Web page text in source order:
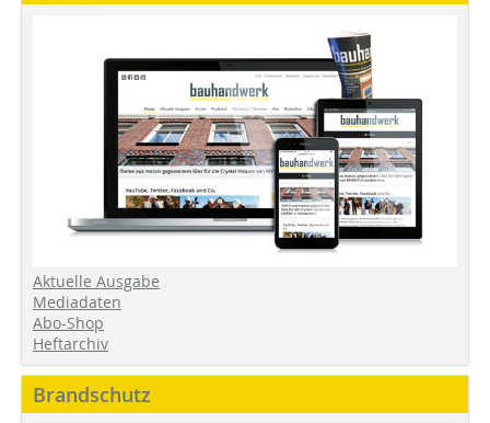
Aktuelle Ausgabe
Mediadaten
Abo-Shop
Heftarchiv
Brandschutz